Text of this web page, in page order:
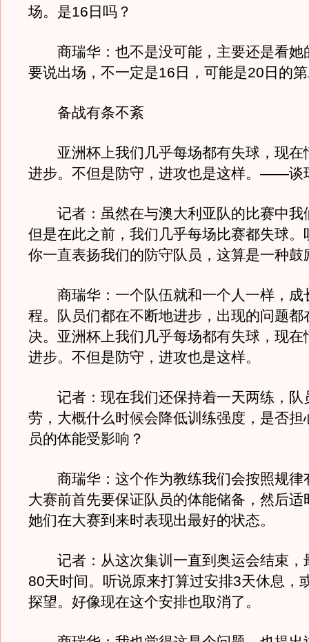
场。是16日吗？
商瑞华：也不是没可能，主要还是看她
要说出场，不一定是16日，可能是20日的
备战有条不紊
亚洲杯上我们几乎每场都有失球，现在
进步。不但是防守，进攻也是这样。——谈
记者：虽然在与澳大利亚队的比赛中我
但是在此之前，我们几乎每场比赛都失球。
你一直表扬我们的防守队员，这算是一种鼓
商瑞华：一个队伍就和一个人一样，成
程。队员们都在不断地进步，出现的问题都
决。亚洲杯上我们几乎每场都有失球，现在
进步。不但是防守，进攻也是这样。
记者：现在我们还保持着一天两练，队
劳，大概什么时候会降低训练强度，是否担
员的体能受影响？
商瑞华：这个作为教练我们会按照规律
大赛前首先要保证队员的体能储备，然后适
她们在大赛到来时表现出最好的状态。
记者：从这次集训一直到奥运会结束，
80天时间。听说原来打算过安排3天休息，
探望。好像现在这个安排也取消了。